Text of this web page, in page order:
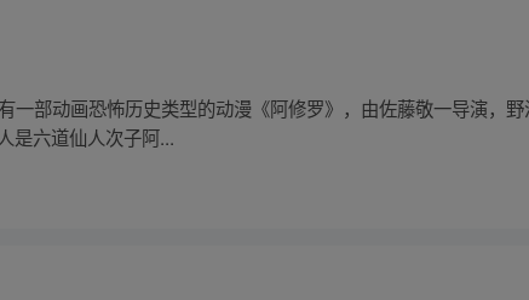
一部动画恐怖历史类型的动漫《阿修罗》，由佐藤敬一导演，
是六道仙人次子阿...